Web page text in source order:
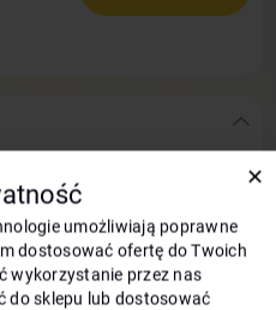
14 dni
✕
umożliwiają poprawne
dostosować ofertę do Twoich
wykorzystanie przez nas
do sklepu lub dostosować